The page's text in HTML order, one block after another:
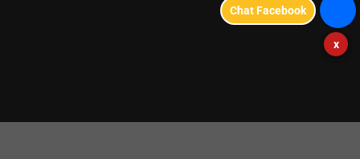
x
Chat Facebook